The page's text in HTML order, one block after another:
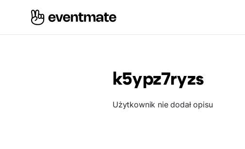
k5ypz7ryzs
Użytkownik nie dodał opisu